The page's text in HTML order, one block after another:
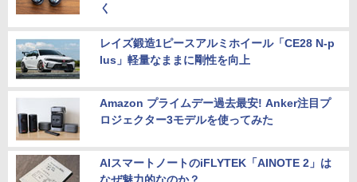
く
レイズ鍛造1ピースアルミホイール「CE28 N-p
lus」軽量なままに剛性を向上
Amazon プライムデー過去最安! Anker注目プ
ロジェクター3モデルを使ってみた
AIスマートノートのiFLYTEK「AINOTE 2」は